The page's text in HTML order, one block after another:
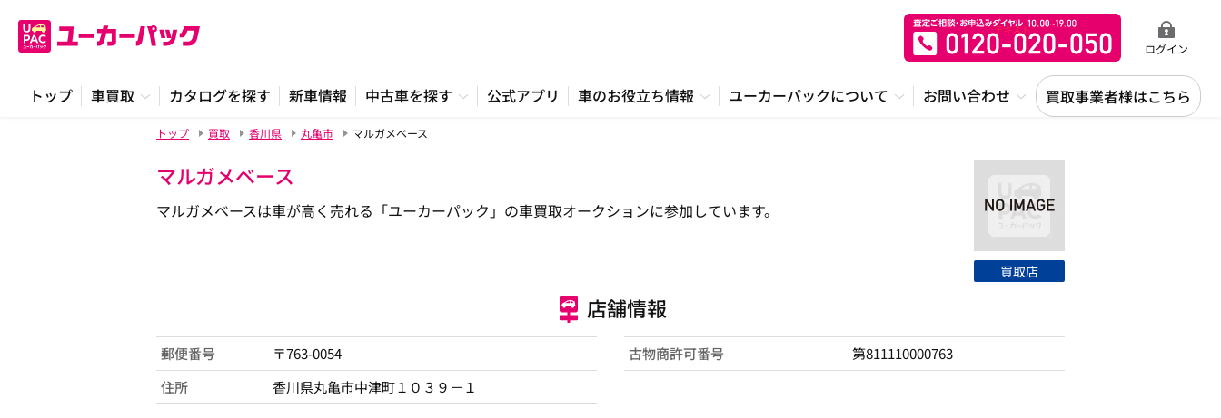
ログイン
トップ 車買取 カタログを探す 新車情報 中古車を探す 公式アプリ 車のお役立ち情報 ユーカーパックについて お問い合わせ 買取事業者様はこちら
トップ 買取 香川県 丸亀市 マルガメベース
マルガメベース
マルガメベースは車が高く売れる「ユーカーパック」の車買取オークションに参加しています。
買取店
店舗情報
郵便番号
〒763-0054
住所
香川県丸亀市中津町１０３９－１
古物商許可番号 第811110000763